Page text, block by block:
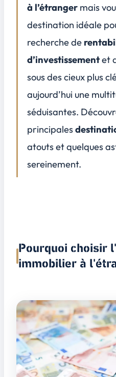
L’Asie du Sud-Est : urbanisation
à l’étrangermais
destination idéale
recherche de
d’investissementet
sous des cieux plus
aujourd’hui une
séduisantes.
principales
atouts et quelques
sereinement.
Pourquoi choisir
immobilier à